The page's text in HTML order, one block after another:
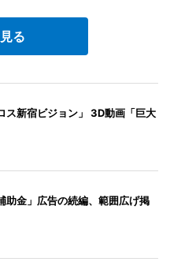
る
ス新宿ビジョン」 3D動画「巨大
助金」広告の続編、範囲広げ掲